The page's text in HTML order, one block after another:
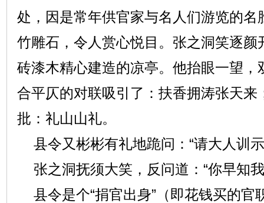
处，因是常年供官家与名人们游览的名
竹雕石，令人赏心悦目。张之洞笑逐颜
砖漆木精心建造的凉亭。他抬眼一望，
合平仄的对联吸引了：扶香拥涛张天来
批：礼山山礼。
县令又彬彬有礼地跪问：“请大人训
张之洞抚须大笑，反问道：“你早知
县令是个“捐官出身”（即花钱买的官